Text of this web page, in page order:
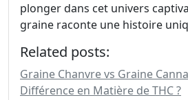
plonger dans cet univers
graine raconte une histoire
Related posts:
Graine Chanvre vs Graine
Différence en Matière de THC ?